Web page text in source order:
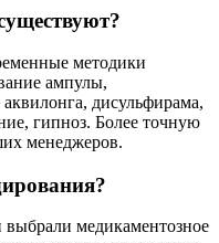
методики
ампулы,
дисульфирама,
гипноз. Более точную
менеджеров.
медикаментозное